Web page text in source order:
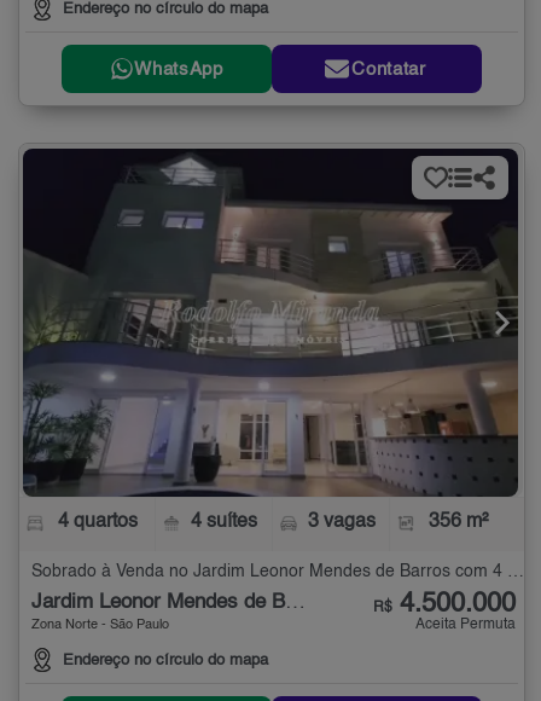
Endereço no círculo do mapa
WhatsApp Contatar
4 quartos 4 suítes 3 vagas 356 m²
Sobrado à Venda no Jardim Leonor Mendes de Barros com 4 quartos - 356 m²
Jardim Leonor Mendes de Barros
Zona Norte - São Paulo
Endereço no círculo do mapa
R$ 4.500.000
Aceita Permuta